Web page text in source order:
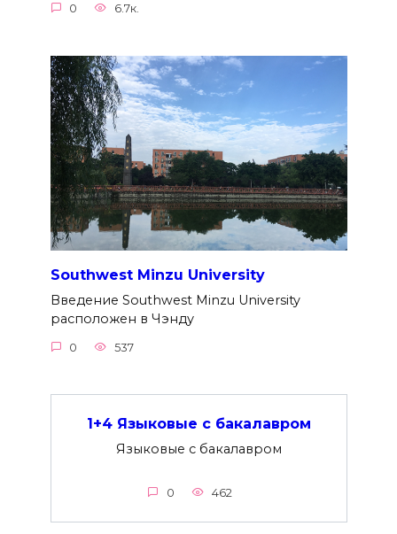
0 6.7к.
Southwest Minzu University
Введение Southwest Minzu University
расположен в Чэнду
0 537
1+4 Языковые с бакалавром
Языковые с бакалавром
0 462